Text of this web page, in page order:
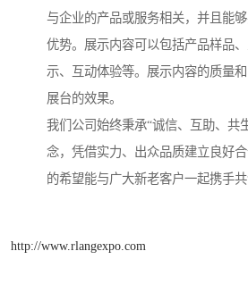
与企业的产品或服务相关，并且能
优势。展示内容可以包括产品样品
示、互动体验等。展示内容的质量
展台的效果。
我们公司始终秉承“诚信、互助、共
念，凭借实力、出众品质建立良好
的希望能与广大新老客户一起携手共
http://www.rlangexpo.com